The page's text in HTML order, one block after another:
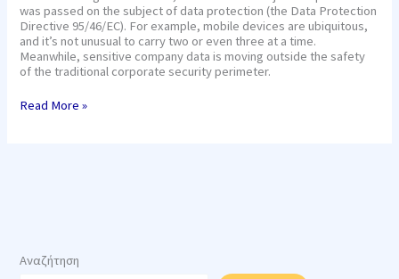
was passed on the subject of data protection (the Data Protection
Directive 95/46/EC). For example, mobile devices are ubiquitous,
and it’s not unusual to carry two or even three at a time.
Meanwhile, sensitive company data is moving outside the safety
of the traditional corporate security perimeter.
Read More »
Αναζήτηση